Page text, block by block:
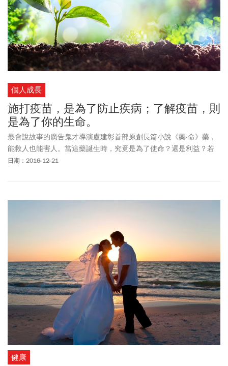
個人成長
施打疫苗，是為了防止疾病；了解疫苗，則
是為了你的生命。
最會說故事的廣告鬼才導演盧建彰首部原創長篇小說《藥‧命》藥，
能救人也能害人。當這藥誕生時，究竟是為了使命？還是利益？若
藥比糖果便宜，你覺得你吃的是什麼？
日期：2016-12-21
健康